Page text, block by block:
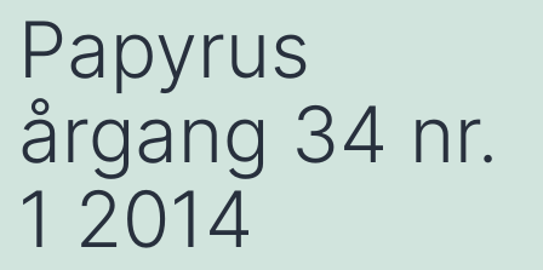
Papyrus
årgang 34 nr.
1 2014